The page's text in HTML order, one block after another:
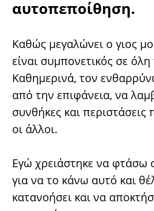
αυτοπεποίθηση.
Καθώς μεγαλώνει ο γιος
είναι συμπονετικός σε
Καθημερινά, τον
από την επιφάνεια, να
συνθήκες και
οι άλλοι.
Εγώ χρειάστηκε να φτάσω
για να το κάνω αυτό και
κατανοήσει και να